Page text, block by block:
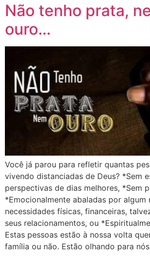
Não tenho prata,
ouro…
Você já parou para refletir quantas
vivendo distanciadas de Deus? *Sem
perspectivas de dias melhores, *Sem
*Emocionalmente abaladas por algum
necessidades físicas, financeiras,
seus relacionamentos, ou
Estas pessoas estão à nossa volta
família ou não. Estão olhando para